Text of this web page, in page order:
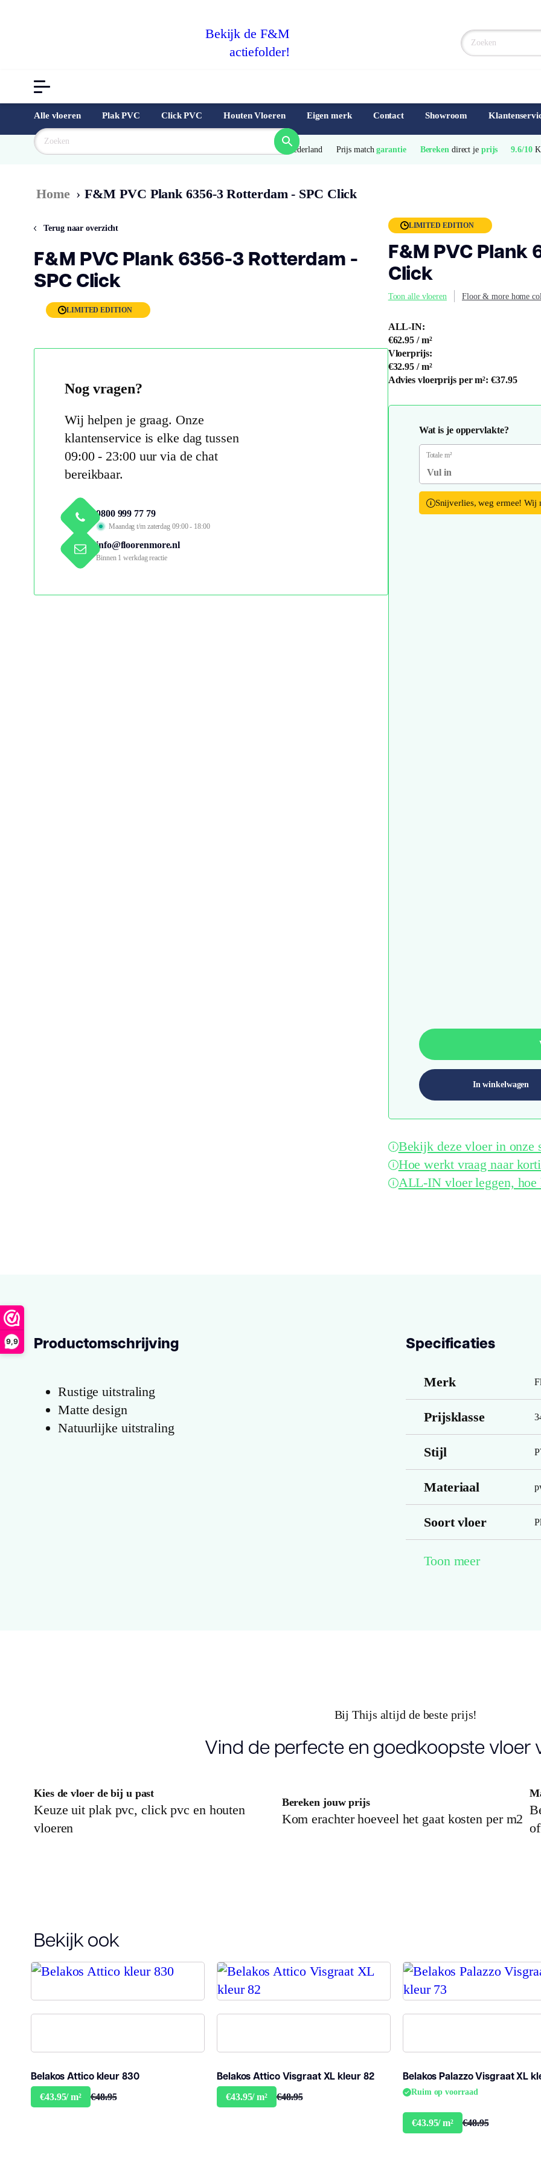
9,9
Bekijk de F&M
actiefolder!
Alle vloeren Plak PVC Click PVC Houten Vloeren Eigen merk Contact Showroom
van Nederland Prijs match garantie Bereken direct je prijs 9.6/10
Home › F&M PVC Plank 6356-3 Rotterdam - SPC Click
Terug naar overzicht
F&M PVC Plank 6356-3 Rotterdam -
SPC Click
LIMITED EDITION
Nog vragen?
Wij helpen je graag. Onze
klantenservice is elke dag tussen
09:00 - 23:00 uur via de chat
bereikbaar.
0800 999 77 79
Maandag t/m zaterdag 09:00 - 18:00
info@floorenmore.nl
Binnen 1 werkdag reactie
LIMITED EDITION
F&M PVC Plank
Click
Toon alle vloeren Floor & more home
ALL-IN:
€62.95 / m²
Vloerprijs:
€32.95 / m²
Advies vloerprijs per m²: €37.95
Wat is je oppervlakte?
Totale m²
Snijverlies, weg ermee! Wij
In winkelwagen
Bekijk deze vloer in onze
Hoe werkt vraag naar
ALL-IN vloer leggen, hoe
Productomschrijving
Rustige uitstraling
Matte design
Natuurlijke uitstraling
Specificaties
Merk
Prijsklasse
Stijl
Materiaal
Soort vloer
Embossing
Toon meer
Bij Thijs altijd de beste prijs!
Vind de perfecte en goedkoopste vloer
Kies de vloer de bij u past
Keuze uit plak pvc, click pvc en houten
vloeren
Bereken jouw prijs
Kom erachter hoeveel het gaat kosten per m2
Bekijk ook
Belakos Attico kleur 830
€43.95/ m² €48.95
Belakos Attico Visgraat XL kleur 82
€43.95/ m² €48.95
Belakos Palazzo Visgraat XL
Ruim op voorraad
€43.95/ m² €48.95